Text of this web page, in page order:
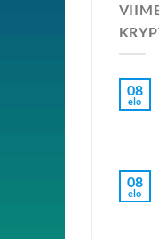
08
elo
08
elo